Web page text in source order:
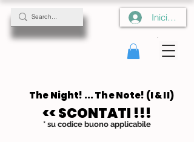
Iniciar
The Night! ... The Note! (I & II)
The Night! ... The Note! (I & II)
<< SCONTATI !!!
<< SCONTATI !!!
* su codice buono applicabile